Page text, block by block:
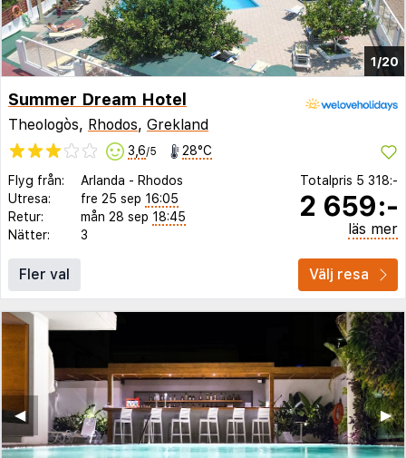
1/20
Summer Dream Hotel
Theologòs, Rhodos, Grekland
3,6/5 28°C
Flyg från: Arlanda - Rhodos
Utresa:
fre 25 sep 16:05
Retur:
mån 28 sep 18:45
Nätter:
3
Totalpris 5 318:-
2 659:-
läs mer
Fler val Välj resa
▶︎
◀︎